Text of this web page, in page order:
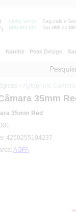
Nanlite Peak Design
» Agfaphoto
35mm
35mm Red
4250255104237
AGFA